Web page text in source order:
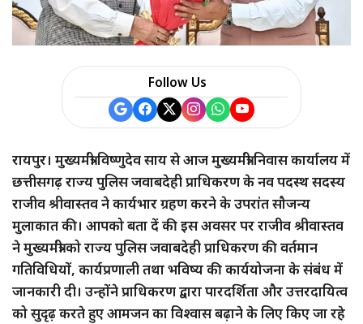
Follow Us
रायपुर। मुख्यमंत्री विष्णुदेव साय से आज मुख्यमंत्री निवास कार्यालय में
छत्तीसगढ़ राज्य पुलिस जवाबदेही प्राधिकरण के नव पदस्थ सदस्य
राजीव श्रीवास्तव ने कार्यभार ग्रहण करने के उपरांत सौजन्य
मुलाकात की। आपको बता दें की इस अवसर पर राजीव श्रीवास्तव
ने मुख्यमंत्री को राज्य पुलिस जवाबदेही प्राधिकरण की वर्तमान
गतिविधियों, कार्यप्रणाली तथा भविष्य की कार्ययोजना के संबंध में
जानकारी दी। उन्होंने प्राधिकरण द्वारा पारदर्शिता और उत्तरदायित्व
को सुदृढ़ करते हुए आमजन का विश्वास बढ़ाने के लिए किए जा रहे
e